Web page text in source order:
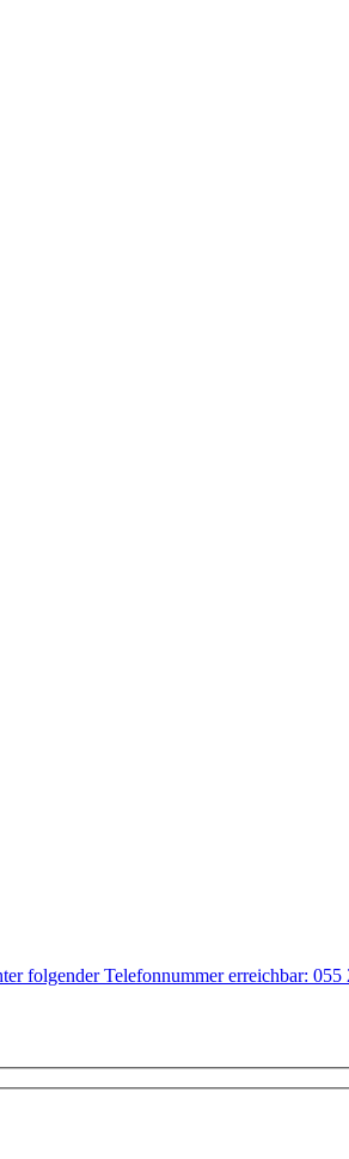
folgender Telefonnummer erreichbar: 055